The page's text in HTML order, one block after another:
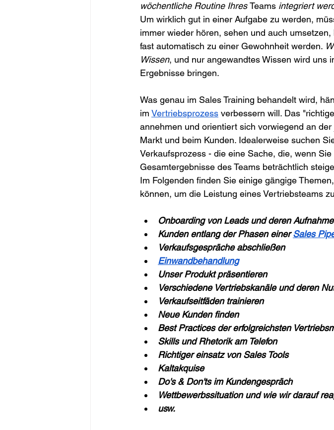
wöchentliche Routine Ihres Teams integriert
Um wirklich gut in einer Aufgabe zu werden,
immer wieder hören, sehen und auch
fast automatisch zu einer Gewohnheit werden.
Wissen, und nur angewandtes Wissen wird uns
Ergebnisse bringen.
Was genau im Sales Training behandelt wird,
im Vertriebsprozess verbessern will. Das
annehmen und orientiert sich vorwiegend an
Markt und beim Kunden. Idealerweise suchen
Verkaufsprozess - die eine Sache, die, wenn
Gesamtergebnisse des Teams beträchtlich
Im Folgenden finden Sie einige gängige
können, um die Leistung eines Vertriebsteams
Onboarding von Leads und deren
Kunden entlang der Phasen einer Sales
Verkaufsgespräche abschließen
Einwandbehandlung
Unser Produkt präsentieren
Verschiedene Vertriebskanäle und deren
Verkaufseitfäden trainieren
Neue Kunden finden
Best Practices der erfolgreichsten
Skills und Rhetorik am Telefon
Richtiger einsatz von Sales Tools
Kaltakquise
Do's & Don'ts im Kundengespräch
Wettbewerbssituation und wie wir darauf
usw.